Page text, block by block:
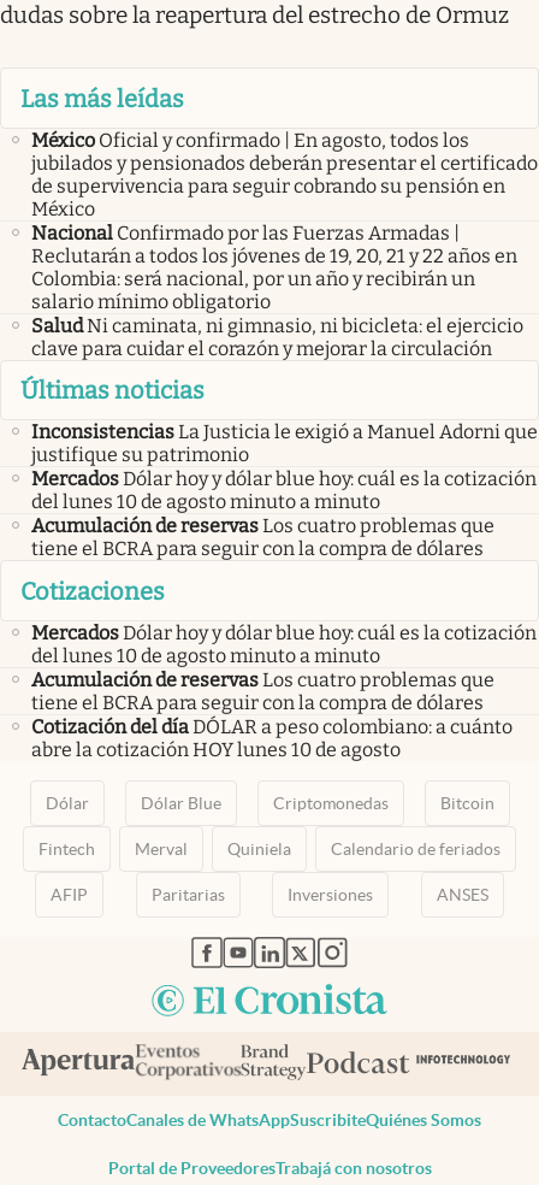
dudas sobre la reapertura del estrecho de Ormuz
Las más leídas
México Oficial y confirmado | En agosto, todos los
jubilados y pensionados deberán presentar el certificado
de supervivencia para seguir cobrando su pensión en
México
Nacional Confirmado por las Fuerzas Armadas |
Reclutarán a todos los jóvenes de 19, 20, 21 y 22 años en
Colombia: será nacional, por un año y recibirán un
salario mínimo obligatorio
SaludNi caminata, ni gimnasio, ni bicicleta: el ejercicio
clave para cuidar el corazón y mejorar la circulación
Últimas noticias
InconsistenciasLa Justicia le exigió a Manuel Adorni que
justifique su patrimonio
MercadosDólar hoy y dólar blue hoy: cuál es la cotización
del lunes 10 de agosto minuto a minuto
Acumulación de reservasLos cuatro problemas que
tiene el BCRA para seguir con la compra de dólares
Cotizaciones
MercadosDólar hoy y dólar blue hoy: cuál es la cotización
del lunes 10 de agosto minuto a minuto
Acumulación de reservasLos cuatro problemas que
tiene el BCRA para seguir con la compra de dólares
Cotización del díaDÓLAR a peso colombiano: a cuánto
abre la cotización HOY lunes 10 de agosto
Dólar Dólar Blue Criptomonedas Bitcoin
Fintech Merval Quiniela Calendario de feriados
AFIP Paritarias Inversiones ANSES
abre en nueva pestaña
abre en nueva pestaña
abre en nueva pestaña
abre en nueva pestaña
abre en nueva pestaña
ContactoCanales de WhatsAppSuscribiteQuiénes Somos
Portal de ProveedoresTrabajá con nosotros